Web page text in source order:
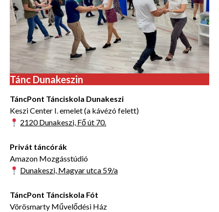
Tánc Dunakeszin
TáncPont Tánciskola Dunakeszi
Keszi Center I. emelet (a kávézó felett)
2120 Dunakeszi, Fő út 70.
Privát táncórák
Amazon Mozgásstúdió
Dunakeszi, Magyar utca 59/a
TáncPont Tánciskola Fót
Vörösmarty Művelődési Ház